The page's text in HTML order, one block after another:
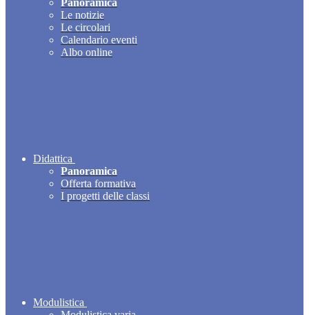
Panoramica
Le notizie
Le circolari
Calendario eventi
Albo online
Didattica
Panoramica
Offerta formativa
I progetti delle classi
Modulistica